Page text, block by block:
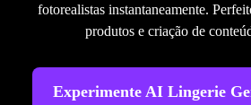
fotorealistas instantaneamente.
produtos e criação de
Experimente AI Lingerie